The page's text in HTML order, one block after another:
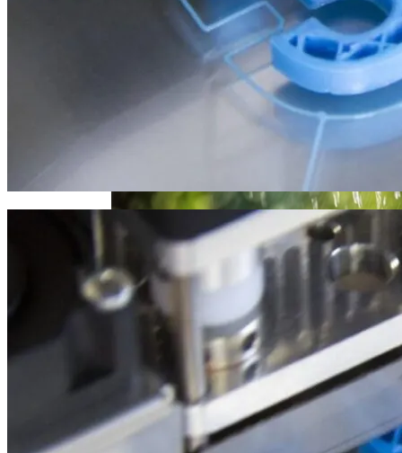
Военные Рельсы Спасут Британскую
Индия Не Будет Спрашивать
Разрешения На Запуск Моделей ИИ
В Украине Вновь Ожидаются
Проливные Дожди